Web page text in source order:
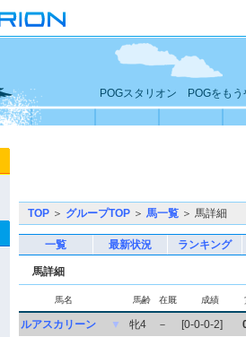
POGスタリオン POGをもう
TOP ＞ グループTOP ＞ 馬一覧 ＞ 馬詳細
一覧 最新状況 ランキング
馬詳細
馬名 馬齢 在厩 成績
ルアスカリーン ▼ 牝4 － [0-0-0-2]